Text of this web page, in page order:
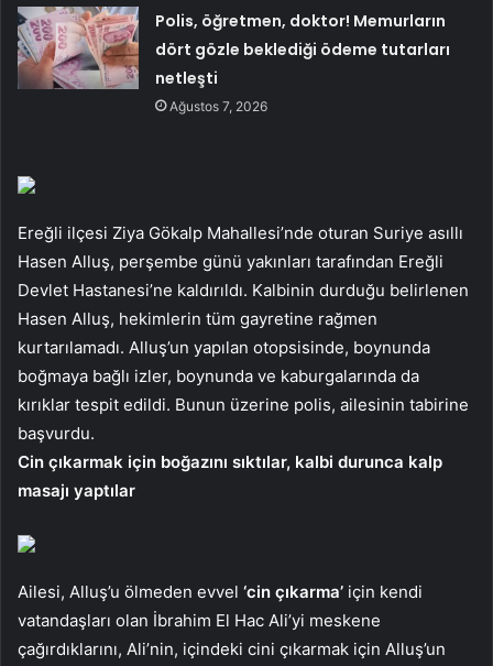
Polis, öğretmen, doktor! Memurların
dört gözle beklediği ödeme tutarları
netleşti
Ağustos 7, 2026
Ereğli ilçesi Ziya Gökalp Mahallesi’nde oturan Suriye asıllı
Hasen Alluş, perşembe günü yakınları tarafından Ereğli
Devlet Hastanesi’ne kaldırıldı. Kalbinin durduğu belirlenen
Hasen Alluş, hekimlerin tüm gayretine rağmen
kurtarılamadı. Alluş’un yapılan otopsisinde, boynunda
boğmaya bağlı izler, boynunda ve kaburgalarında da
kırıklar tespit edildi. Bunun üzerine polis, ailesinin tabirine
başvurdu.
Cin çıkarmak için boğazını sıktılar, kalbi durunca kalp
masajı yaptılar
Ailesi, Alluş’u ölmeden evvel ‘cin çıkarma’ için kendi
vatandaşları olan İbrahim El Hac Ali’yi meskene
çağırdıklarını, Ali’nin, içindeki cini çıkarmak için Alluş’un